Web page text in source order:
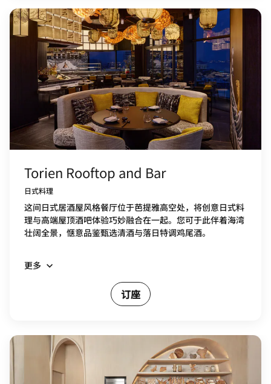
Torien Rooftop and Bar
日式料理
这间日式居酒屋风格餐厅位于芭提雅高空处，将创意日式料
理与高端屋顶酒吧体验巧妙融合在一起。您可于此伴着海湾
壮阔全景，惬意品鉴甄选清酒与落日特调鸡尾酒。
更多
订座